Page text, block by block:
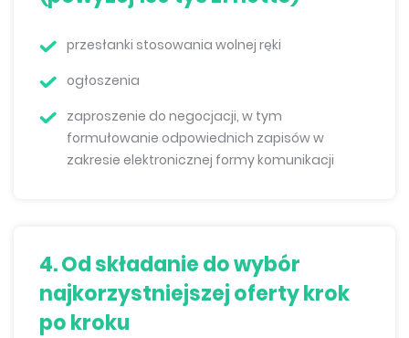
przesłanki stosowania wolnej ręki
ogłoszenia
zaproszenie do negocjacji, w tym
formułowanie odpowiednich zapisów w
zakresie elektronicznej formy komunikacji
4. Od składanie do wybór
najkorzystniejszej oferty krok
po kroku